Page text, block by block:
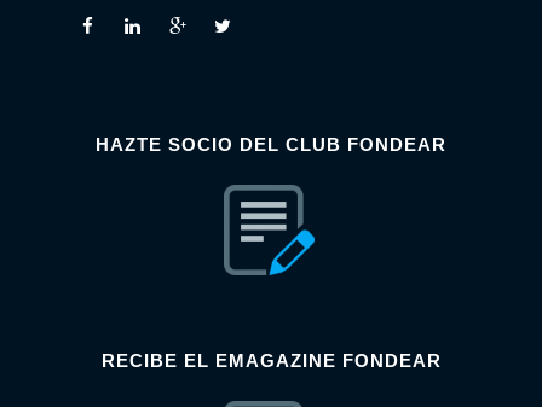
HAZTE SOCIO DEL CLUB FONDEAR
RECIBE EL EMAGAZINE FONDEAR